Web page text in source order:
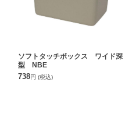
ソフトタッチボックス ワイド深
型 NBE
738円 (税込)